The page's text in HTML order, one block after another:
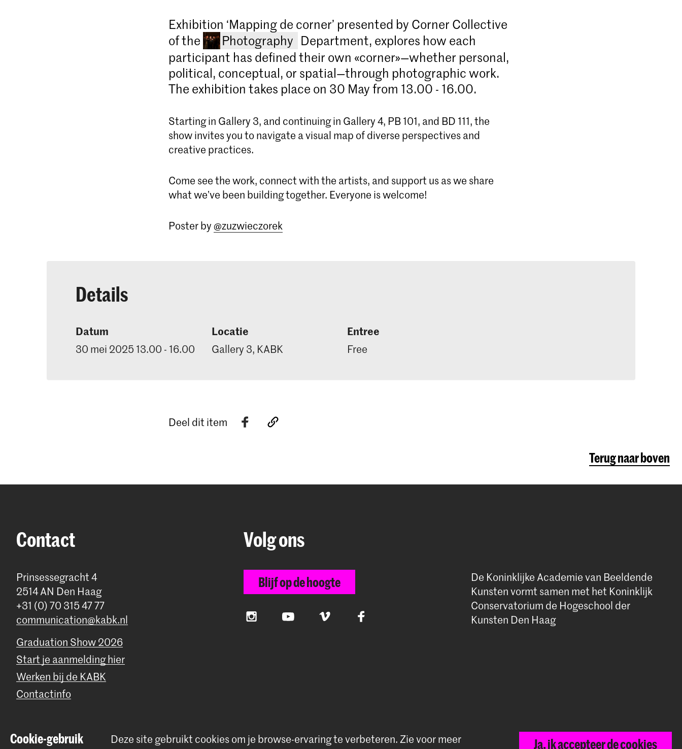
Exhibition ‘Mapping de corner’ presented by Corner Collective
of the
Photography
Heb je een eigen kijk op de wereld en op het
medium fotografie? Sta je open voor uitdagingen?
aan de KABK iets voor jou!
Department, explores how each
participant has defined their own «corner»—whether personal,
political, conceptual, or spatial—through photographic work.
The exhibition takes place on 30 May from 13.00 - 16.00.
Starting in Gallery 3, and continuing in Gallery 4, PB 101, and BD 111, the
show invites you to navigate a visual map of diverse perspectives and
creative practices.
Come see the work, connect with the artists, and support us as we share
what we’ve been building together. Everyone is welcome!
Poster by @zuzwieczorek
Details
Datum
30 mei 2025 13.00 - 16.00
Locatie
Gallery 3, KABK
Entree
Free
Deel dit item
Terug naar boven
Contact
Prinsessegracht 4
2514 AN Den Haag
+31 (0) 70 315 47 77
communication@kabk.nl
Graduation Show 2026
Start je aanmelding hier
Werken bij de KABK
Contactinfo
Volg ons
Blijf op de hoogte
InstagramYouTube Vimeo Facebook
De Koninklijke Academie van Beeldende
Kunsten vormt samen met het Koninklijk
Conservatorium de Hogeschool der
Kunsten Den Haag
© 2026 Koninklijke Academie van Beeldende Kunsten | Colofon|Privacybeleid|Cookievoorkeuren
Cookie-gebruik Deze site gebruikt cookies om je browse-ervaring te verbeteren.Zie voor meer
Ja, ik accepteer de cookies